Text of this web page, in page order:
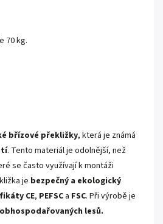
70 kg.
břízové překližky, která je známá
. Tento materiál je odolnější, než
se často využívají k montáži
je bezpečný a ekologický
CE, PEFSC a FSC. Při výrobě je
lesů.